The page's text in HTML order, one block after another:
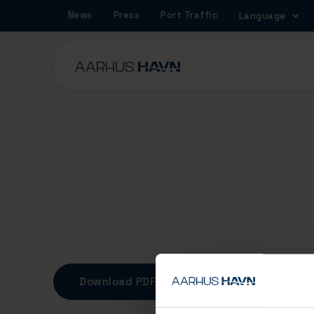
News Press Port Traffic Language
Download PDF